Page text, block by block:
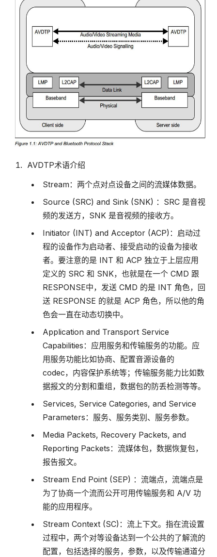
AVDTP术语介绍
Stream：两个点对点设备之间的流媒体数据。
Source (SRC) and Sink (SNK) ：SRC 是音视
频的发送方，SNK 是音视频的接收方。
Initiator (INT) and Acceptor (ACP)：启动过
程的设备作为启动者、接受启动的设备为接收
者。要注意的是 INT 和 ACP 独立于上层应用
定义的 SRC 和 SNK，也就是在一个 CMD 跟
RESPONSE中，发送 CMD 的是 INT 角色，回
送 RESPONSE 的就是 ACP 角色，所以他的角
色会一直在动态切换中。
Application and Transport Service
Capabilities：应用服务和传输服务的功能。应
用服务功能比如协商、配置音源设备的
codec，内容保护系统等；传输服务能力比如数
据报文的分割和重组，数据包的防丢检测等等。
Services, Service Categories, and Service
Parameters：服务、服务类别、服务参数。
Media Packets, Recovery Packets, and
Reporting Packets：流媒体包，数据恢复包，
报告报文。
Stream End Point (SEP) ：流端点，流端点是
为了协商一个流而公开可用传输服务和 A/V 功
能的应用程序。
Stream Context (SC)：流上下文。指在流设置
过程中，两个对等设备达到一个公共的了解流的
配置，包括选择的服务，参数，以及传输通道分